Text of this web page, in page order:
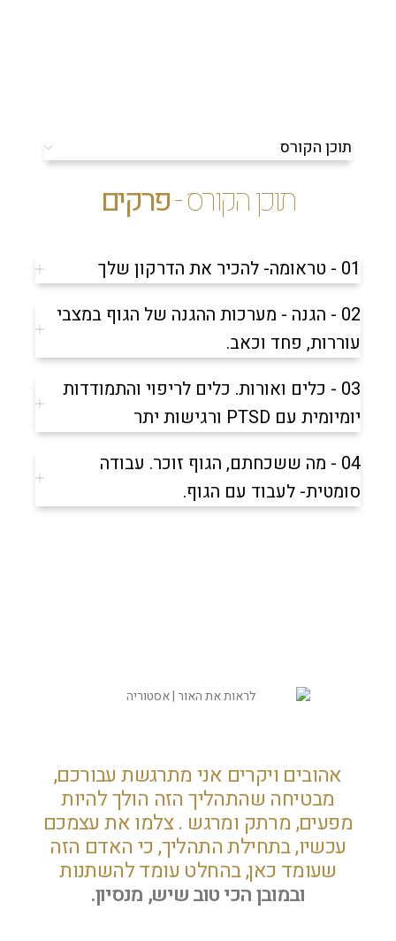
תוכן הקורס
תוכן הקורס -פרקים
01 - טראומה- להכיר את הדרקון שלך
02 - הגנה - מערכות ההגנה של הגוף במצבי
עוררות, פחד וכאב.
03 - כלים ואורות. כלים לריפוי והתמודדות
יומיומית עם PTSD ורגישות יתר
04 - מה ששכחתם, הגוף זוכר. עבודה
סומטית- לעבוד עם הגוף.
אהובים ויקרים אני מתרגשת עבורכם,
מבטיחה שהתהליך הזה הולך להיות
מפעים, מרתק ומרגש . צלמו את עצמכם
עכשיו, בתחילת התהליך, כי האדם הזה
שעומד כאן, בהחלט עומד להשתנות
ובמובן הכי טוב שיש, מנסיון.